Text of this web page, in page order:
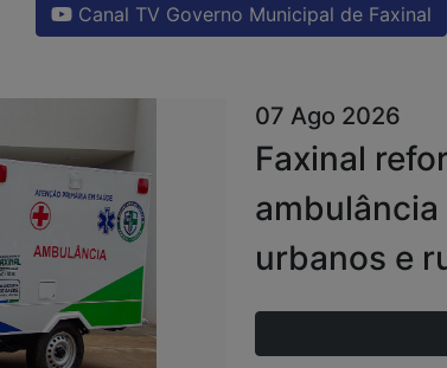
Canal TV Governo Municipal de Faxinal
07 Ago 2026
Faxinal
urbanos e